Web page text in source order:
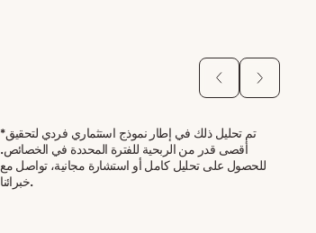
*تم تحليل ذلك في إطار نموذج استثماري فردي لتحقيق
أقصى قدر من الربحية للفترة المحددة في الخصائص.
للحصول على تحليل كامل أو استشارة مجانية، تواصل مع
خبرائنا.